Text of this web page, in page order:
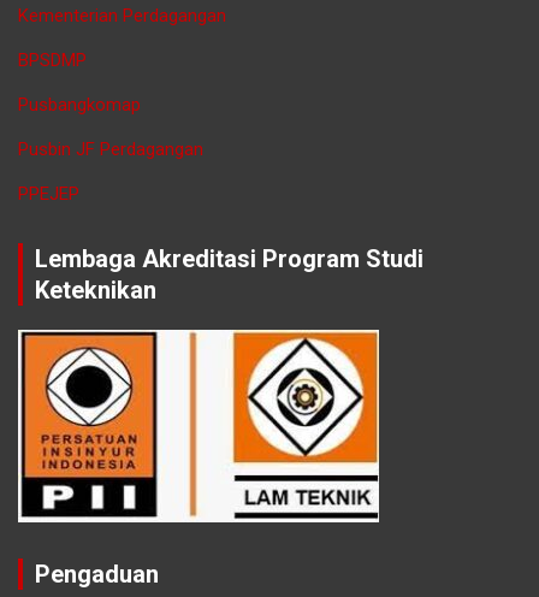
Kementerian Perdagangan
BPSDMP
Pusbangkomap
Pusbin JF Perdagangan
PPEJEP
Lembaga Akreditasi Program Studi
Keteknikan
Pengaduan